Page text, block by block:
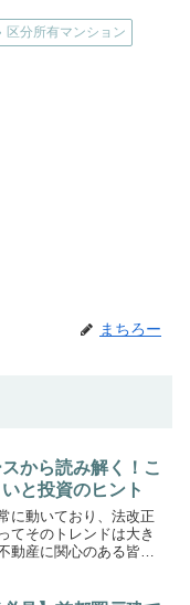
区分所有マンション
まちろー
から読み解く！こ
と投資のヒント
に動いており、法改正
てそのトレンドは大き
動産に関心のある皆さ